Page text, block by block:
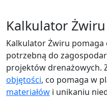
Kalkulator Żwiru
Kalkulator Żwiru pomaga
potrzebną do
projektów drenażowych.
objętości, co pomaga w
materiałów i unikaniu